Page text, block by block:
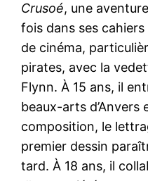
Crusoé, une
fois dans ses cahiers
de cinéma,
pirates, avec la
Flynn. À 15 ans, il
beaux-arts d’Anvers
composition, le
premier dessin
tard. À 18 ans, il